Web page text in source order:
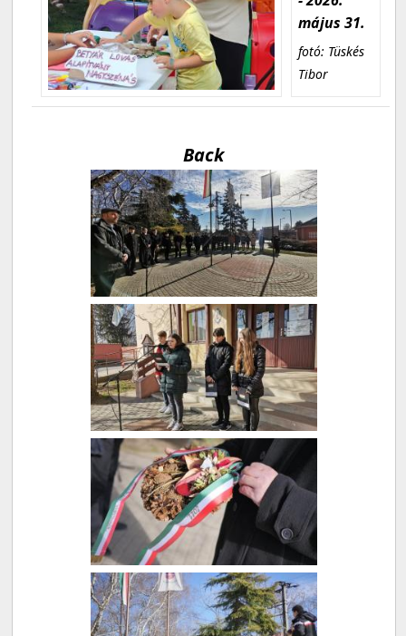
május 31.
fotó: Tüskés
Tibor
Back